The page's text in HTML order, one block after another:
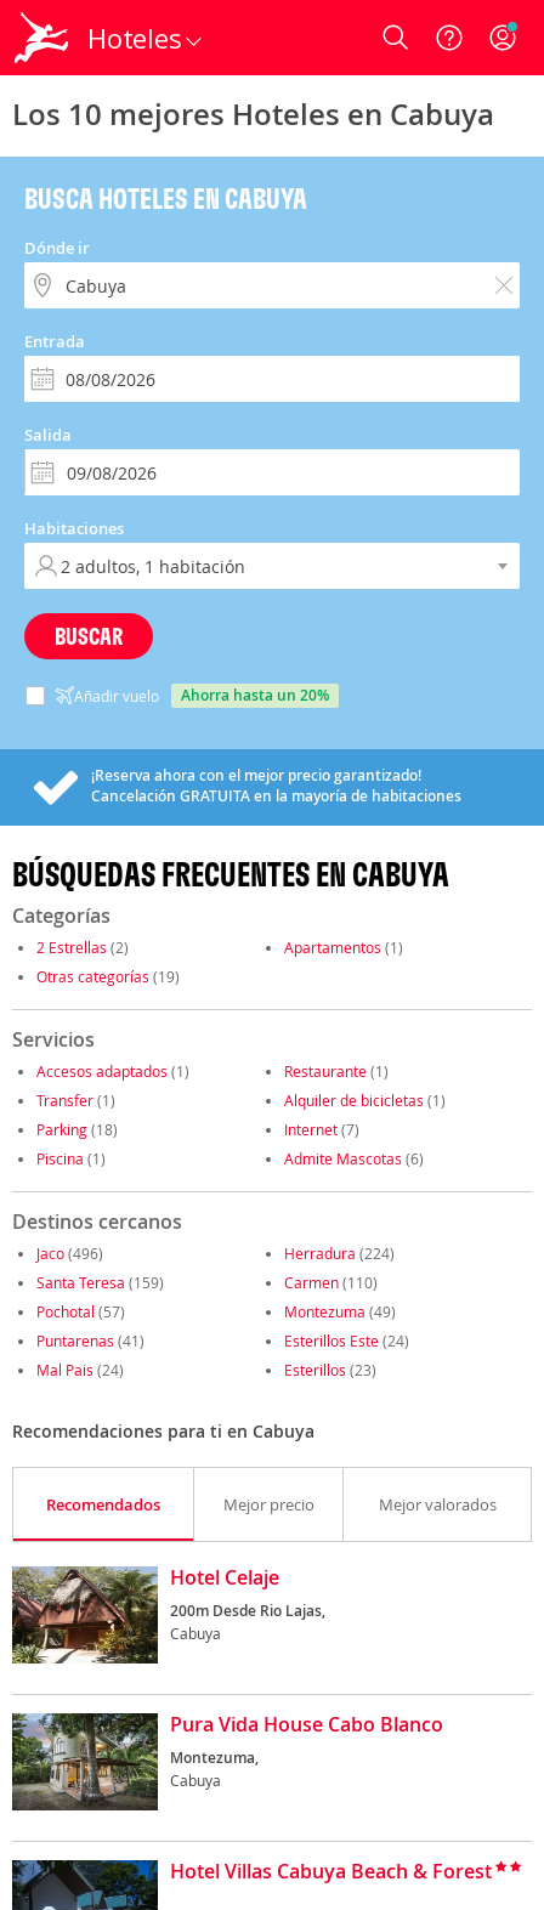
Hoteles Login
Los 10 mejores Hoteles en Cabuya
BUSCA HOTELES EN CABUYA
Dónde ir
Entrada
Salida
Habitaciones
BUSCAR
Añadir vuelo ahorra hasta un 20%
¡Reserva ahora con el mejor precio garantizado!
Cancelación GRATUITAen la mayoría de habitaciones
BÚSQUEDAS FRECUENTES EN CABUYA
Categorías
2 Estrellas (2) Apartamentos (1)
Otras categorías (19)
Servicios
Accesos adaptados (1) Restaurante(1)
Transfer(1) Alquiler de bicicletas (1)
Parking(18) Internet(7)
Piscina (1) Admite Mascotas (6)
Destinos cercanos
Jaco(496) Herradura (224)
Santa Teresa (159) Carmen(110)
Pochotal (57) Montezuma (49)
Puntarenas (41) Esterillos Este(24)
Mal Pais (24) Esterillos (23)
Recomendaciones para ti en Cabuya
Recomendados Mejor precio Mejor valorados
Hotel Celaje
200m Desde Rio Lajas,
Cabuya
Pura Vida House Cabo Blanco
Montezuma,
Cabuya
Hotel Villas Cabuya Beach & Forest